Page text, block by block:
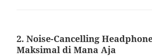
2. Noise-Cancelling
Maksimal di Mana Aja